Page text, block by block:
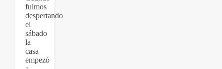
fuimos
despertando
el
sábado
la
casa
empezó